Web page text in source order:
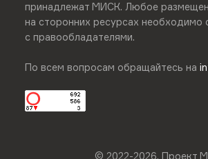
принадлежат МИСК. Любое
на сторонних ресурсах необходимо
с правообладателями.
По всем вопросам обращайтесь на
© 2022-2026.Проект